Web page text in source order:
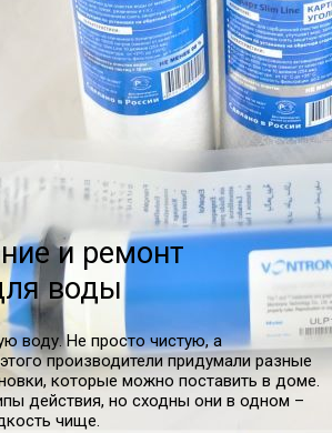
и ремонт
воды
воду. Не просто чистую, а
производители придумали разные
которые можно поставить в доме.
действия, но сходны они в одном –
чище.